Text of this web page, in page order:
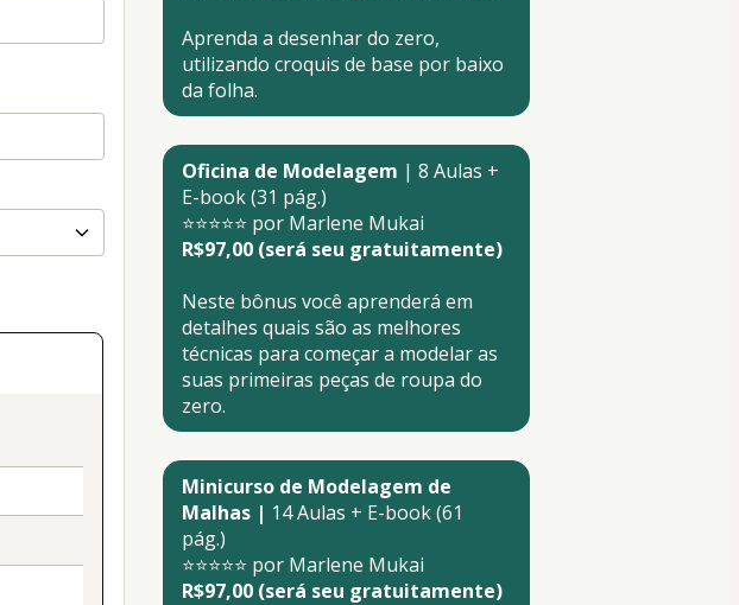
Aprenda a desenhar do zero,
utilizando croquis de base por baixo
da folha.
Oficina de Modelagem | 8 Aulas +
E-book (31 pág.)
⭐⭐⭐⭐⭐ por Marlene Mukai
R$97,00 (será seu gratuitamente)
Neste bônus você aprenderá em
detalhes quais são as melhores
técnicas para começar a modelar as
suas primeiras peças de roupa do
zero.
Minicurso de Modelagem de
Malhas | 14 Aulas + E-book (61
pág.)
⭐⭐⭐⭐⭐ por Marlene Mukai
R$97,00 (será seu gratuitamente)